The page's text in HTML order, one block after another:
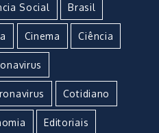
Social Brasil
Cinema Ciência
Cotidiano
Editoriais